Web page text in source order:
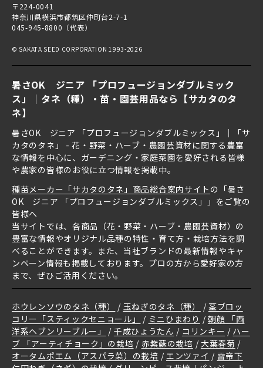
暑さOK ジニア 「プロフュージョンダブルミック
ス」｜タネ（種）・苗・園芸用品なら【サカタのタ
ネ】
暑さOK ジニア 「プロフュージョンダブルミックス」｜「サ
カタのタネ」 - 花・野菜・ハーブ・農園芸資材に関する豊富
な情報を中心に、ガーデニング・家庭菜園を愛好される皆様
や農家の皆様のお役に立つ情報を掲載中。
種苗メーカー「サカタのタネ」商品総合案内サイト の「暑さ
OK ジニア 「プロフュージョンダブルミックス」」をご覧の
皆様へ
当サイトでは、各商品（花・野菜・ハーブ・農園芸資材）の
豊富な情報やオリジナル品種の特性・育て方・栽培方法を調
べることができます。また、当社ブランドの最新情報やキャ
ンペーン情報も掲載しております。プロの方から愛好家の方
まで、ぜひご活用ください。
ホウレンソウのタネ（種） 玉ねぎのタネ（種）
茎ブロッ
コリー「スティックセニョール」
ミニひまわり
朝顔 「西
洋系ヘブンリーブルー」
千成ひょうたん コリンキー
ハー
ブ 「アーティチョーク」の栽培
赤紫蘇の栽培
大葉春菊
オータムポエム（アスパラ菜）の栽培
エンツァイ
雷帝下
〒224-0041
神奈川県横浜市都筑区仲町台2-7-1
045-945-8800（代表）
© SAKATA SEED CORPORATION 1993-2026